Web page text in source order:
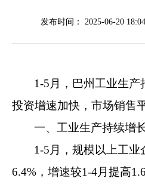
发布时间： 2025-06-20 18:04
1-5 月，巴州工业生产
投资增速加快， 市场销售
一、工业生产持续增
1-5 月
，规模以上工
6.4% ，增速较1-4月提高1.6